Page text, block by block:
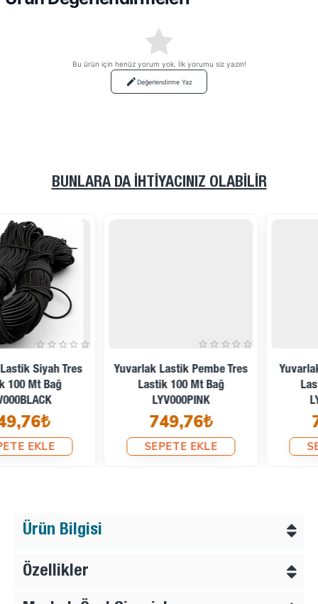
Bu ürün için henüz yorum yok. İlk yorumu siz yazın!
Değerlendirme Yaz
BUNLARA DA İHTIYACINIZ OLABILIR
Yuvarlak Lastik Pembe Tres
Lastik 100 Mt Bağ
LYV000PINK
749,76₺
SEPETE EKLE
Yuvarlak Lastik Bordo Tres
Lastik 100 Mt Bağ
LYV000BORDO
749,76₺
SEPETE EKLE
Ürün Bilgisi
Özellikler